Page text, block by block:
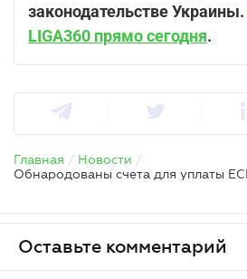
законодательстве Украины.
LIGA360 прямо сегодня.
Главная / Новости /
Оставьте комментарий